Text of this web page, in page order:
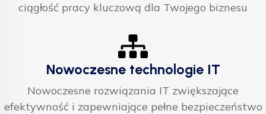
ciągłość pracy kluczową dla Twojego biznesu
Nowoczesne technologie IT
Nowoczesne rozwiązania IT zwiększające
efektywność i zapewniające pełne bezpieczeństwo